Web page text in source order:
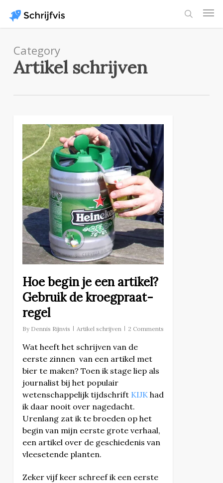
main
Category
Artikel schrijven
Hoe begin je een artikel?
Gebruik de kroegpraat-
regel
By Dennis Rijnvis Artikel schrijven 2 Comments
Wat heeft het schrijven van de
eerste zinnen van een artikel met
bier te maken? Toen ik stage liep als
journalist bij het populair
wetenschappelijk tijdschrift KIJKhad
ik daar nooit over nagedacht.
Urenlang zat ik te broeden op het
begin van mijn eerste grote verhaal,
een artikel over de geschiedenis van
vleesetende planten.
Zeker vijf keer schreef ik een eerste